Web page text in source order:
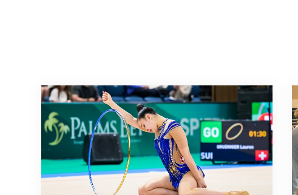
Nächster Halt: Weltmeisterschaft